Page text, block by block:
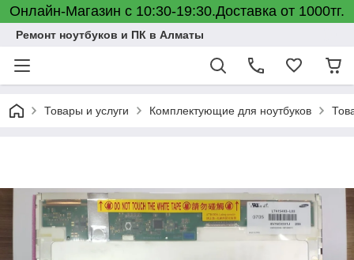
Онлайн-Магазин с 10:30-19:30.Доставка от 1000тг.
Ремонт ноутбуков и ПК в Алматы
Товары и услуги Комплектующие для ноутбуков